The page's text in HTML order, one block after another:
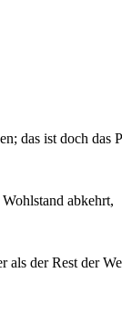
das ist doch das
abkehrt,
der Rest der